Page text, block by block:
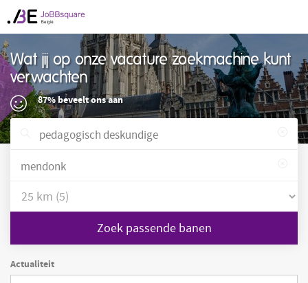
Wat jij op onze vacature zoekmachine kunt
verwachten
87% beveelt ons aan
Zoek passende banen
Actualiteit